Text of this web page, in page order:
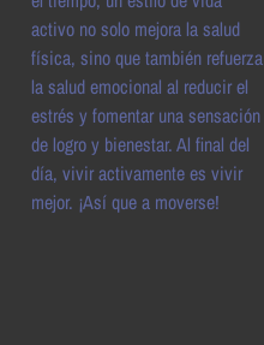
activo no solo mejora la salud
física, sino que también refuerza
la salud emocional al reducir el
estrés y fomentar una sensación
de logro y bienestar. Al final del
día, vivir activamente es vivir
mejor. ¡Así que a moverse!